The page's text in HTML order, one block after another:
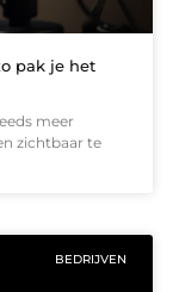
pak je het
meer
zichtbaar te
BEDRIJVEN